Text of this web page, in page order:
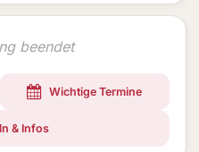
beendet
Wichtige Termine
& Infos